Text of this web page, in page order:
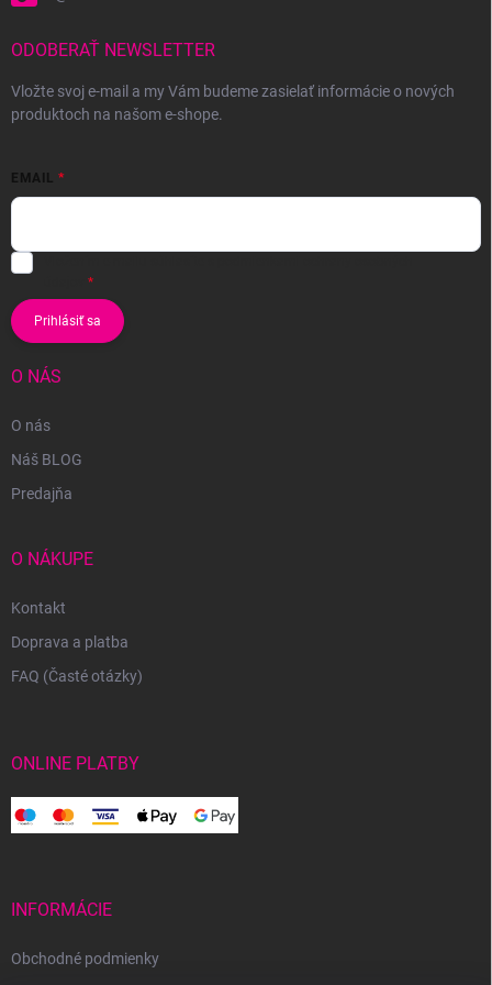
ODOBERAŤ NEWSLETTER
Vložte svoj e-mail a my Vám budeme zasielať informácie o nových
produktoch na našom e-shope.
EMAIL
Prihlásiť sa
O NÁS
O nás
Náš BLOG
Predajňa
O NÁKUPE
Kontakt
Doprava a platba
FAQ (Časté otázky)
ONLINE PLATBY
INFORMÁCIE
Obchodné podmienky